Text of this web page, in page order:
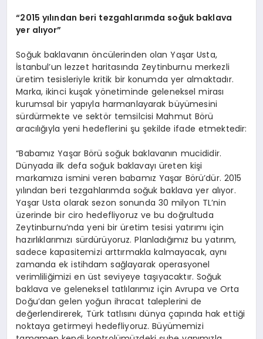
“2015 yılından beri tezgahlarımda soğuk baklava
yer alıyor”
Soğuk baklavanın öncülerinden olan Yaşar Usta,
İstanbul’un lezzet haritasında Zeytinburnu merkezli
üretim tesisleriyle kritik bir konumda yer almaktadır.
Marka, ikinci kuşak yönetiminde geleneksel mirası
kurumsal bir yapıyla harmanlayarak büyümesini
sürdürmekte ve sektör temsilcisi Mahmut Börü
aracılığıyla yeni hedeflerini şu şekilde ifade etmektedir:
“Babamız Yaşar Börü soğuk baklavanın mucididir.
Dünyada ilk defa soğuk baklavayı üreten kişi
markamıza ismini veren babamız Yaşar Börü’dür. 2015
yılından beri tezgahlarımda soğuk baklava yer alıyor.
Yaşar Usta olarak sezon sonunda 30 milyon TL’nin
üzerinde bir ciro hedefliyoruz ve bu doğrultuda
Zeytinburnu’nda yeni bir üretim tesisi yatırımı için
hazırlıklarımızı sürdürüyoruz. Planladığımız bu yatırım,
sadece kapasitemizi arttırmakla kalmayacak, aynı
zamanda ek istihdam sağlayarak operasyonel
verimliliğimizi en üst seviyeye taşıyacaktır. Soğuk
baklava ve geleneksel tatlılarımız için Avrupa ve Orta
Doğu’dan gelen yoğun ihracat taleplerini de
değerlendirerek, Türk tatlısını dünya çapında hak ettiği
noktaya getirmeyi hedefliyoruz. Büyümemizi